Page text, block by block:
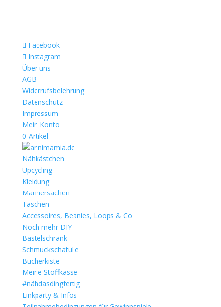
Facebook
Instagram
Über uns
AGB
Widerrufsbelehrung
Datenschutz
Impressum
Mein Konto
0-Artikel
Nähkästchen
Upcycling
Kleidung
Männersachen
Taschen
Accessoires, Beanies, Loops & Co
Noch mehr DIY
Bastelschrank
Schmuckschatulle
Bücherkiste
Meine Stoffkasse
#nähdasdingfertig
Linkparty & Infos